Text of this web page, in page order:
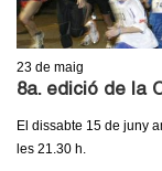
23 de maig
8a. edició de la
El dissabte 15 de juny
les 21.30 h.